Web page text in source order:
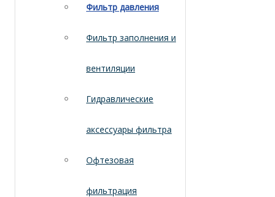
Фильтр давления
Фильтр заполнения и
вентиляции
Гидравлические
аксессуары фильтра
Офтезовая
фильтрация